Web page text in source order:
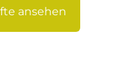
ansehen